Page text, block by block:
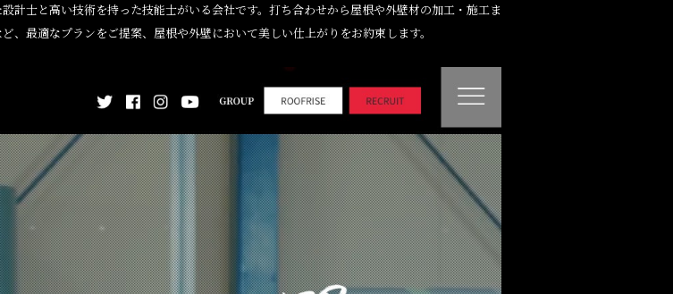
計士と高い技術を持った技能士がいる会社です。打ち合わせから屋根や外壁材の加工・施工ま
最適なプランをご提案、屋根や外壁において美しい仕上がりをお約束します。